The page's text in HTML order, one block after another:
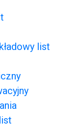
list